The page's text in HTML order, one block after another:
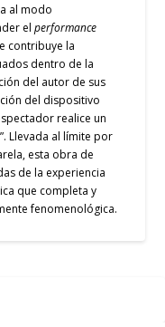
al modo
elperformance
contribuye la
dentro de la
del autor de sus
del dispositivo
realice un
Llevada al límite por
esta obra de
de la experiencia
que completa y
fenomenológica.